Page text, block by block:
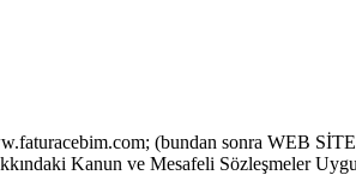
(bundan sonra WEB
Kanun ve Mesafeli Sözleşmeler